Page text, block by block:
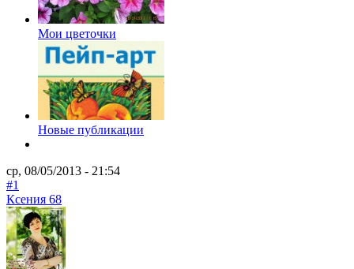
Мои цветочки
Новые публикации
ср, 08/05/2013 - 21:54
#1
Ксения 68